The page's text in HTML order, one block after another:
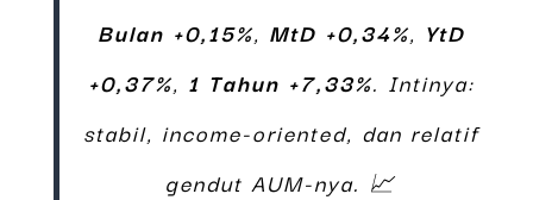
Bulan +0,15%, MtD +0,34%, YtD
+0,37%, 1 Tahun +7,33%. Intinya:
stabil, income-oriented, dan relatif
gendut AUM-nya. 📈